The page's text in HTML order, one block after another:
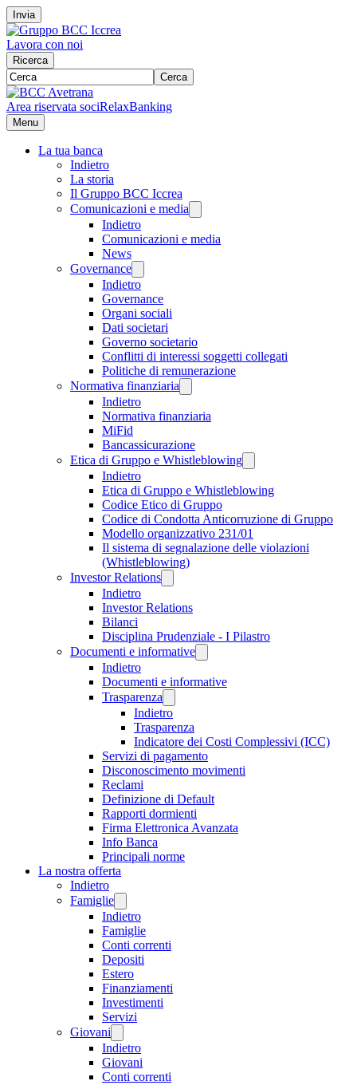
Invia
Lavora con noi
Ricerca
Cerca
Area riservata sociRelaxBanking
Menu
La tua banca
Indietro
La storia
Il Gruppo BCC Iccrea
Comunicazioni e media
Indietro
Comunicazioni e media
News
Governance
Indietro
Governance
Organi sociali
Dati societari
Governo societario
Conflitti di interessi soggetti collegati
Politiche di remunerazione
Normativa finanziaria
Indietro
Normativa finanziaria
MiFid
Bancassicurazione
Etica di Gruppo e Whistleblowing
Indietro
Etica di Gruppo e Whistleblowing
Codice Etico di Gruppo
Codice di Condotta Anticorruzione di Gruppo
Modello organizzativo 231/01
Il sistema di segnalazione delle violazioni
(Whistleblowing)
Investor Relations
Indietro
Investor Relations
Bilanci
Disciplina Prudenziale - I Pilastro
Documenti e informative
Indietro
Documenti e informative
Trasparenza
Indietro
Trasparenza
Indicatore dei Costi Complessivi (ICC)
Servizi di pagamento
Disconoscimento movimenti
Reclami
Definizione di Default
Rapporti dormienti
Firma Elettronica Avanzata
Info Banca
Principali norme
La nostra offerta
Indietro
Famiglie
Indietro
Famiglie
Conti correnti
Depositi
Estero
Finanziamenti
Investimenti
Servizi
Giovani
Indietro
Giovani
Conti correnti